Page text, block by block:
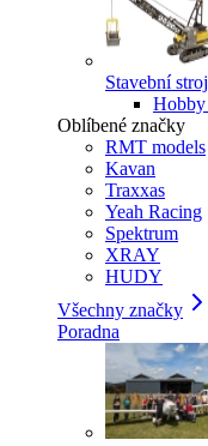
Stavební
Oblíbené značky
RMT models
Kavan
Traxxas
Yeah Racing
Spektrum
XRAY
HUDY
Všechny značky
Poradna